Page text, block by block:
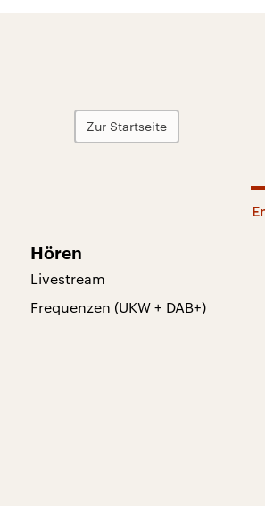
Zur Startseite
Hören
Livestream
Frequenzen (UKW + DAB+)